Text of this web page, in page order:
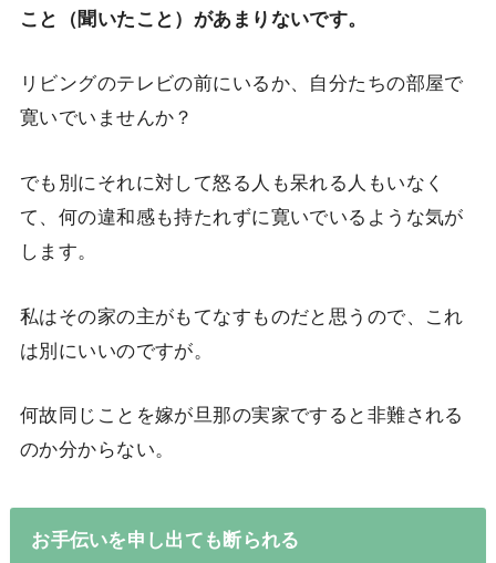
こと（聞いたこと）があまりないです。
リビングのテレビの前にいるか、自分たちの部屋で
寛いでいませんか？
でも別にそれに対して怒る人も呆れる人もいなく
て、何の違和感も持たれずに寛いでいるような気が
します。
私はその家の主がもてなすものだと思うので、これ
は別にいいのですが。
何故同じことを嫁が旦那の実家ですると非難される
のか分からない。
お手伝いを申し出ても断られる